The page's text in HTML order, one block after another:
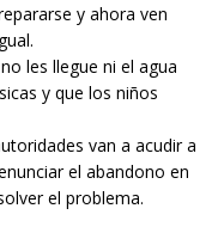
y ahora ven
les llegue ni el agua
y que los niños
van a acudir a
el abandono en
el problema.